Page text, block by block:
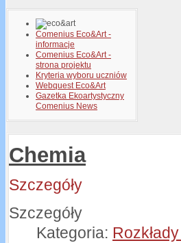
Comenius Eco&Art -
informacje
Comenius Eco&Art -
strona projektu
Kryteria wyboru uczniów
Webquest Eco&Art
Gazetka Ekoartystyczny
Comenius News
Chemia
Szczegóły
Szczegóły
Kategoria: